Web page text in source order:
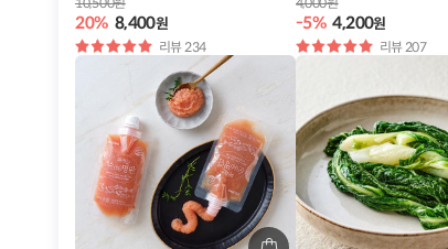
20% 8,400원
별
점
리뷰 234
-5% 4,200원
별
점
리뷰 207